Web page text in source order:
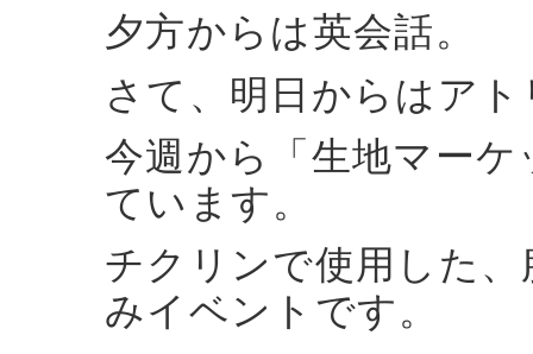
夕方からは英会話。
さて、明日からはア
今週から「生地マー
ています。
チクリンで使用した
みイベントです。